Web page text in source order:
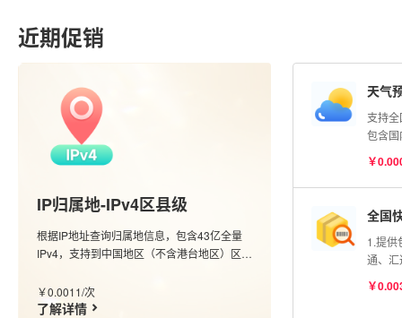
近期促销
IP归属地-IPv4区县级
根据IP地址查询归属地信息，包含43亿全量
IPv4，支持到中国地区（不含港台地区）区县
￥0.0011/次
了解详情
天气
支持
包含
度查
信息
￥
全国
1.提供
通、
据单
￥